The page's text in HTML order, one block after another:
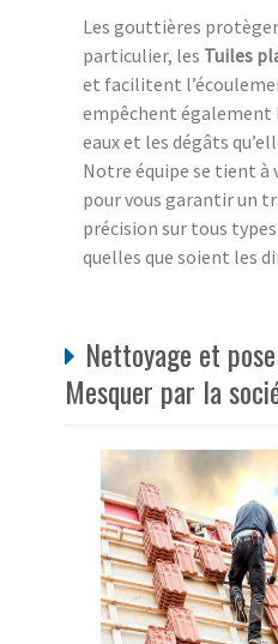
Les gouttières
particulier, les Tuiles
et facilitent
empêchent également
eaux et les dégâts
Notre équipe se tient
pour vous garantir un
précision sur tous
quelles que soient les
Nettoyage et
Mesquer par la